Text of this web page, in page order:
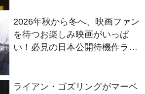
2026年秋から冬へ、映画ファン
を待つお楽しみ映画がいっぱ
い！必見の日本公開待機作ライ
ライアン・ゴズリングがマーベ